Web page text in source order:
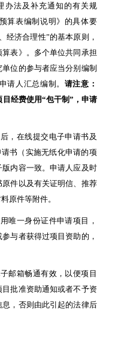
法及补充通知的有关规
算表编制说明》的具体要
经济合理性”的基本原则，
表》。多个单位共同承担
位的参与者应当分别编制
请人汇总编制。 请注意：
经费使用“包干制”，申请
在线提交电子申请书及
书（实施无纸化申请的项
内容一致。申请人应及时
件以及有关证明信、推荐
原件等附件。
一身份证件申请项目，
与者获得过项目资助的，
箱畅通有效，以便项目
批准资助通知或者不予资
，否则由此引起的法律后